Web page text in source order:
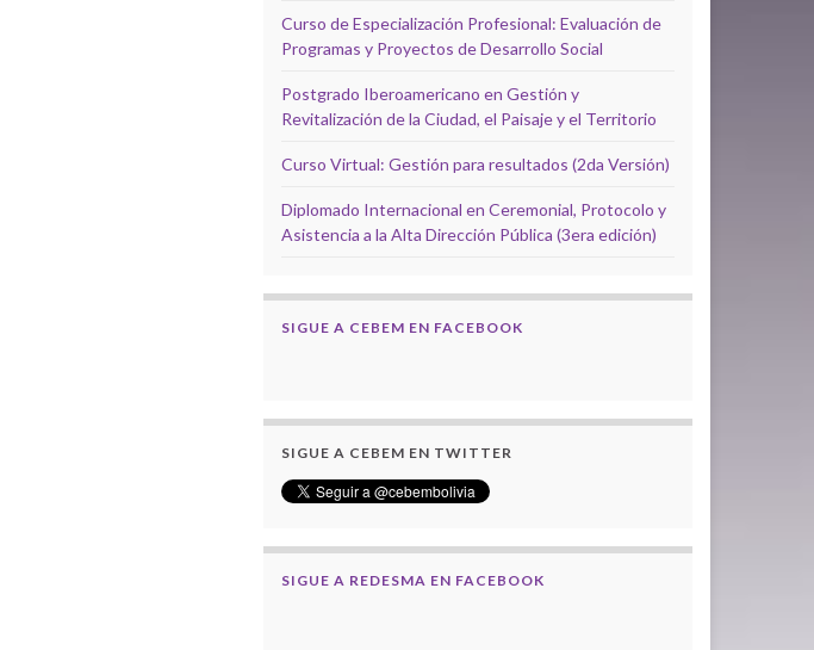
Curso de Especialización Profesional: Evaluación de
Programas y Proyectos de Desarrollo Social
Postgrado Iberoamericano en Gestión y
Revitalización de la Ciudad, el Paisaje y el Territorio
Curso Virtual: Gestión para resultados (2da Versión)
Diplomado Internacional en Ceremonial, Protocolo y
Asistencia a la Alta Dirección Pública (3era edición)
SIGUE A CEBEM EN FACEBOOK
SIGUE A CEBEM EN TWITTER
SIGUE A REDESMA EN FACEBOOK